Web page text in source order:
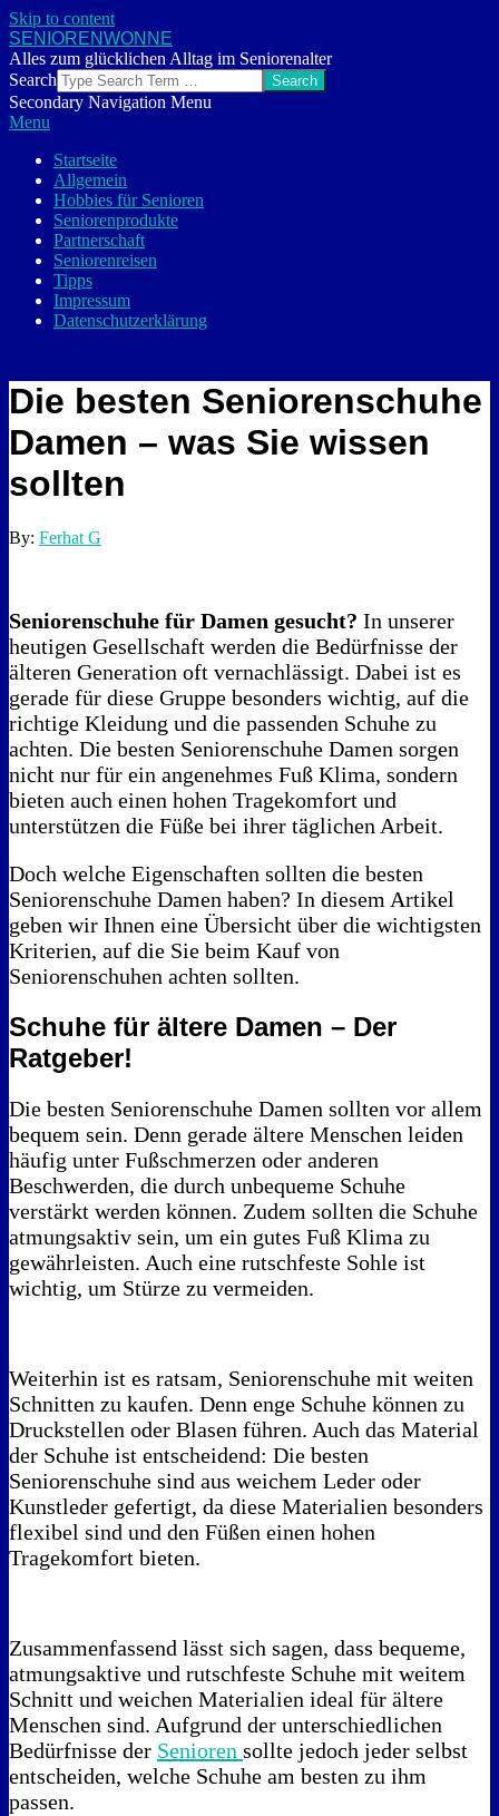
Skip to content
SENIORENWONNE
Alles zum glücklichen Alltag im Seniorenalter
Search
Secondary Navigation Menu
Menu
Startseite
Allgemein
Hobbies für Senioren
Seniorenprodukte
Partnerschaft
Seniorenreisen
Tipps
Impressum
Datenschutzerklärung
Die besten Seniorenschuhe
Damen – was Sie wissen
sollten
By: Ferhat G
Seniorenschuhe für Damen gesucht? In unserer
heutigen Gesellschaft werden die Bedürfnisse der
älteren Generation oft vernachlässigt. Dabei ist es
gerade für diese Gruppe besonders wichtig, auf die
richtige Kleidung und die passenden Schuhe zu
achten. Die besten Seniorenschuhe Damen sorgen
nicht nur für ein angenehmes Fuß Klima, sondern
bieten auch einen hohen Tragekomfort und
unterstützen die Füße bei ihrer täglichen Arbeit.
Doch welche Eigenschaften sollten die besten
Seniorenschuhe Damen haben? In diesem Artikel
geben wir Ihnen eine Übersicht über die wichtigsten
Kriterien, auf die Sie beim Kauf von
Seniorenschuhen achten sollten.
Schuhe für ältere Damen – Der
Ratgeber!
Die besten Seniorenschuhe Damen sollten vor allem
bequem sein. Denn gerade ältere Menschen leiden
häufig unter Fußschmerzen oder anderen
Beschwerden, die durch unbequeme Schuhe
verstärkt werden können. Zudem sollten die Schuhe
atmungsaktiv sein, um ein gutes Fuß Klima zu
gewährleisten. Auch eine rutschfeste Sohle ist
wichtig, um Stürze zu vermeiden.
Weiterhin ist es ratsam, Seniorenschuhe mit weiten
Schnitten zu kaufen. Denn enge Schuhe können zu
Druckstellen oder Blasen führen. Auch das Material
der Schuhe ist entscheidend: Die besten
Seniorenschuhe sind aus weichem Leder oder
Kunstleder gefertigt, da diese Materialien besonders
flexibel sind und den Füßen einen hohen
Tragekomfort bieten.
Zusammenfassend lässt sich sagen, dass bequeme,
atmungsaktive und rutschfeste Schuhe mit weitem
Schnitt und weichen Materialien ideal für ältere
Menschen sind. Aufgrund der unterschiedlichen
Bedürfnisse der Senioren sollte jedoch jeder selbst
entscheiden, welche Schuhe am besten zu ihm
passen.